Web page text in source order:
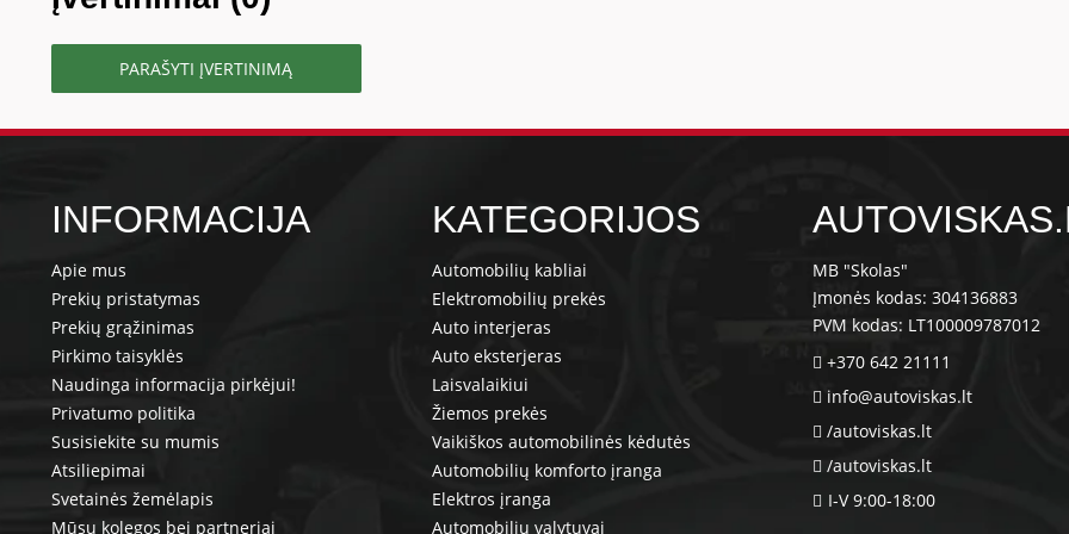
PARAŠYTI ĮVERTINIMĄ
INFORMACIJA
Apie mus
Prekių pristatymas
Prekių grąžinimas
Pirkimo taisyklės
Naudinga informacija pirkėjui!
Privatumo politika
Susisiekite su mumis
Atsiliepimai
Svetainės žemėlapis
Mūsų kolegos bei partneriai
KATEGORIJOS
Automobilių kabliai
Elektromobilių prekės
Auto interjeras
Auto eksterjeras
Laisvalaikiui
Žiemos prekės
Vaikiškos automobilinės kėdutės
Automobilių komforto įranga
Elektros įranga
Automobilių valytuvai
MB "Skolas"
Įmonės kodas: 304136883
PVM kodas: LT100009787012
+370 642 21111
info@autoviskas.lt
/autoviskas.lt
/autoviskas.lt
I-V 9:00-18:00